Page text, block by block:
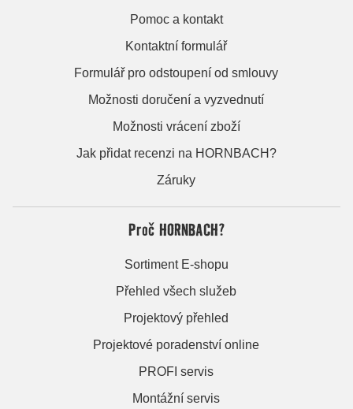
Pomoc a kontakt
Kontaktní formulář
Formulář pro odstoupení od smlouvy
Možnosti doručení a vyzvednutí
Možnosti vrácení zboží
Jak přidat recenzi na HORNBACH?
Záruky
Proč HORNBACH?
Sortiment E-shopu
Přehled všech služeb
Projektový přehled
Projektové poradenství online
PROFI servis
Montážní servis